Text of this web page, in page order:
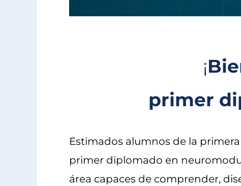
¡
primer
Estimados alumnos de la
primer diplomado en
área capaces de comprender,